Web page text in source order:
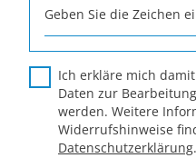
Geben Sie die Zeichen
Ich erkläre mich
Daten zur
werden. Weitere
Widerrufshinweise
Datenschutzerklärung.